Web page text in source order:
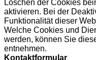
Löschen der Cookies
aktivieren. Bei der
Funktionalität dieser
Welche Cookies und
werden, können Sie
entnehmen.
Kontaktformular